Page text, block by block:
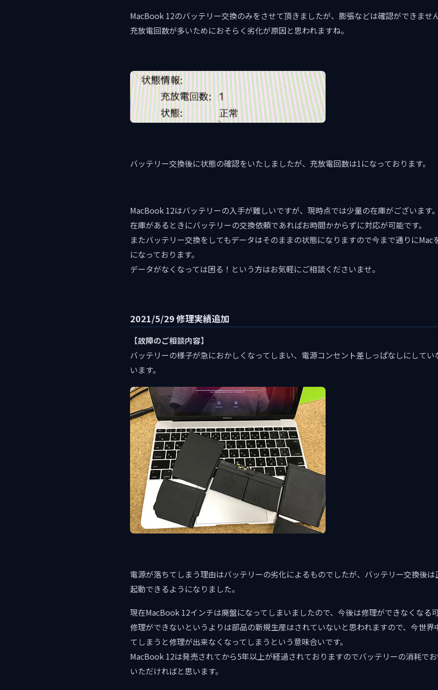
MacBook 12のバッテリー交換のみをさせて頂きましたが、膨張などは確認ができませ
充放電回数が多いためにおそらく劣化が原因と思われますね。
バッテリー交換後に状態の確認をいたしましたが、充放電回数は1になっております。
MacBook 12はバッテリーの入手が難しいですが、現時点では少量の在庫がございます。
在庫があるときにバッテリーの交換依頼であればお時間かからずに対応が可能です。
またバッテリー交換をしてもデータはそのままの状態になりますので今まで通りにMac
になっております。
データがなくなっては困る！という方はお気軽にご相談くださいませ。
2021/5/29 修理実績追加
【故障のご相談内容】
バッテリーの様子が急におかしくなってしまい、電源コンセント差しっぱなしにして
います。
電源が落ちてしまう理由はバッテリーの劣化によるものでしたが、バッテリー交換後
起動できるようになりました。
現在MacBook 12インチは廃盤になってしまいましたので、今後は修理ができなくなる
修理ができないというよりは部品の新規生産はされていないと思われますので、今世界
てしまうと修理が出来なくなってしまうという意味合いです。
MacBook 12は発売されてから5年以上が経過されておりますのでバッテリーの消耗で
いただければと思います。